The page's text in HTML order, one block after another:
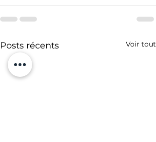
Posts récents Voir tout